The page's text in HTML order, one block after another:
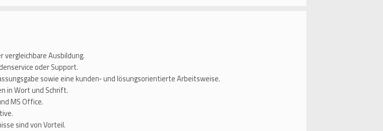
vergleichbare Ausbildung.
oder Support.
sowie eine kunden‑ und lösungsorientierte Arbeitsweise.
in Wort und Schrift.
MS Office.
sind von Vorteil.